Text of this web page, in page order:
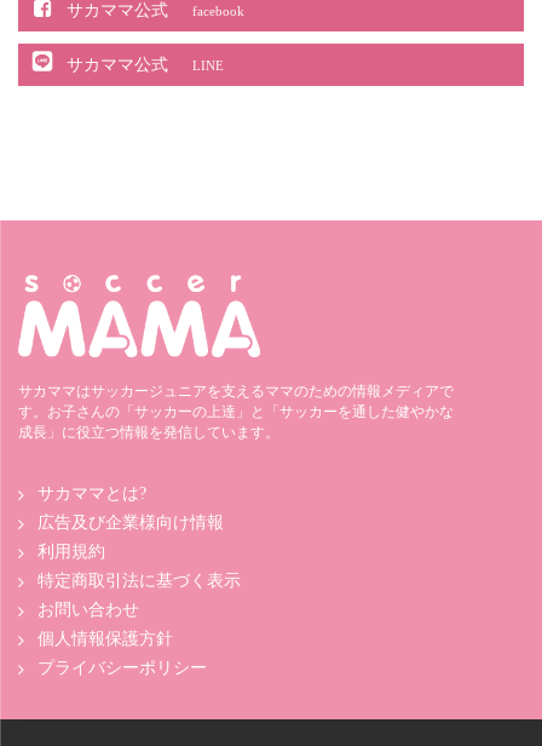
サカママ公式 facebook
サカママ公式 LINE
サカママはサッカージュニアを支えるママのための情報メディアで
す。お子さんの「サッカーの上達」と「サッカーを通した健やかな
成長」に役立つ情報を発信しています。
サカママとは?
広告及び企業様向け情報
利用規約
特定商取引法に基づく表示
お問い合わせ
個人情報保護方針
プライバシーポリシー